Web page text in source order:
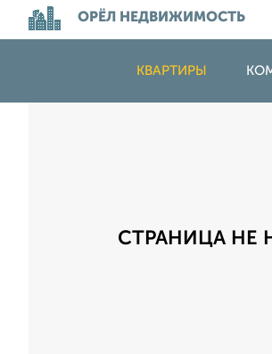
ОРЁЛ НЕДВИЖИМОСТЬ
КВАРТИРЫ
СТРАНИЦА НЕ